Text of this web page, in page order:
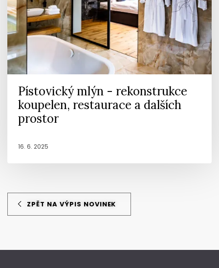
Pístovický mlýn - rekonstrukce
koupelen, restaurace a dalších
prostor
16. 6. 2025
ZPĚT NA VÝPIS NOVINEK